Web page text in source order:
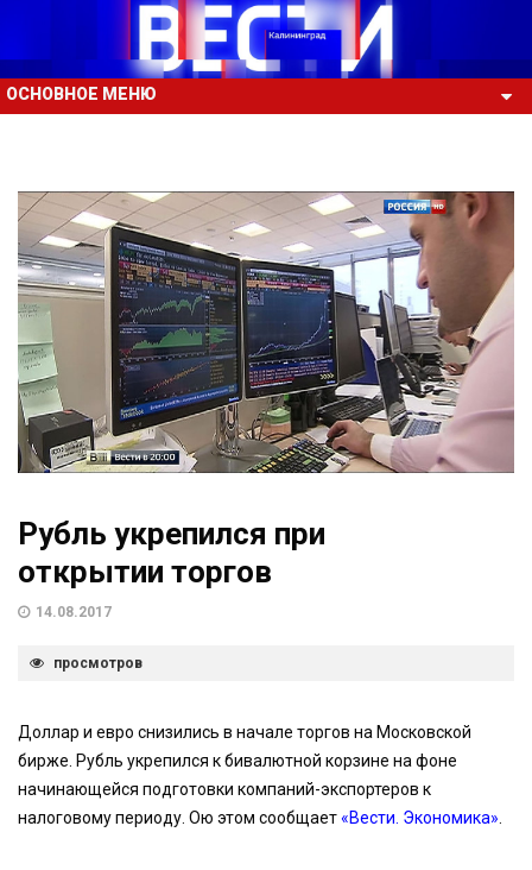
ОСНОВНОЕ МЕНЮ
Рубль укрепился при
открытии торгов
14.08.2017
просмотров
Доллар и евро снизились в начале торгов на Московской
бирже. Рубль укрепился к бивалютной корзине на фоне
начинающейся подготовки компаний-экспортеров к
налоговому периоду. Ою этом сообщает«Вести. Экономика»